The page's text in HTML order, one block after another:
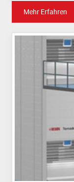
Mehr Erfahren